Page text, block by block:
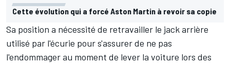
Cette évolution qui a forcé Aston Martin à revoir sa copie
Sa position a nécessité de retravailler le jack arrière
utilisé par l'écurie pour s'assurer de ne pas
l'endommager au moment de lever la voiture lors des